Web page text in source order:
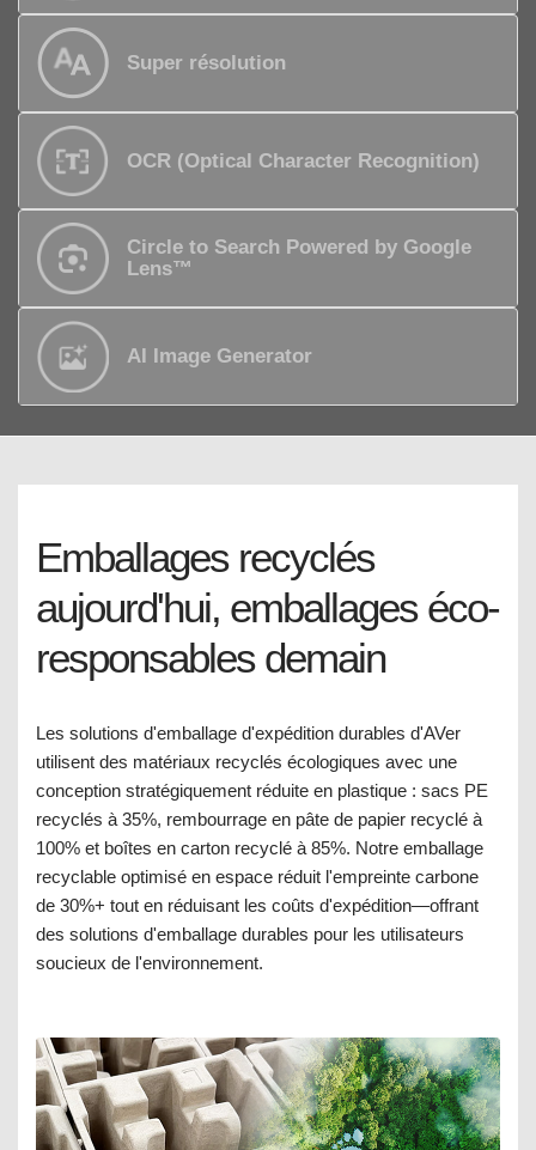
Super résolution
OCR (Optical Character Recognition)
Circle to Search Powered by Google
Lens™
AI Image Generator
Emballages recyclés
aujourd'hui, emballages éco-
responsables demain
Les solutions d'emballage d'expédition durables d'AVer
utilisent des matériaux recyclés écologiques avec une
conception stratégiquement réduite en plastique : sacs PE
recyclés à 35%, rembourrage en pâte de papier recyclé à
100% et boîtes en carton recyclé à 85%. Notre emballage
recyclable optimisé en espace réduit l'empreinte carbone
de 30%+ tout en réduisant les coûts d'expédition—offrant
des solutions d'emballage durables pour les utilisateurs
soucieux de l'environnement.